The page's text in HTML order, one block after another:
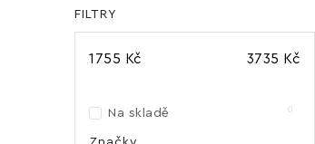
FILTRY
1755 Kč 3735 Kč
Na skladě 0